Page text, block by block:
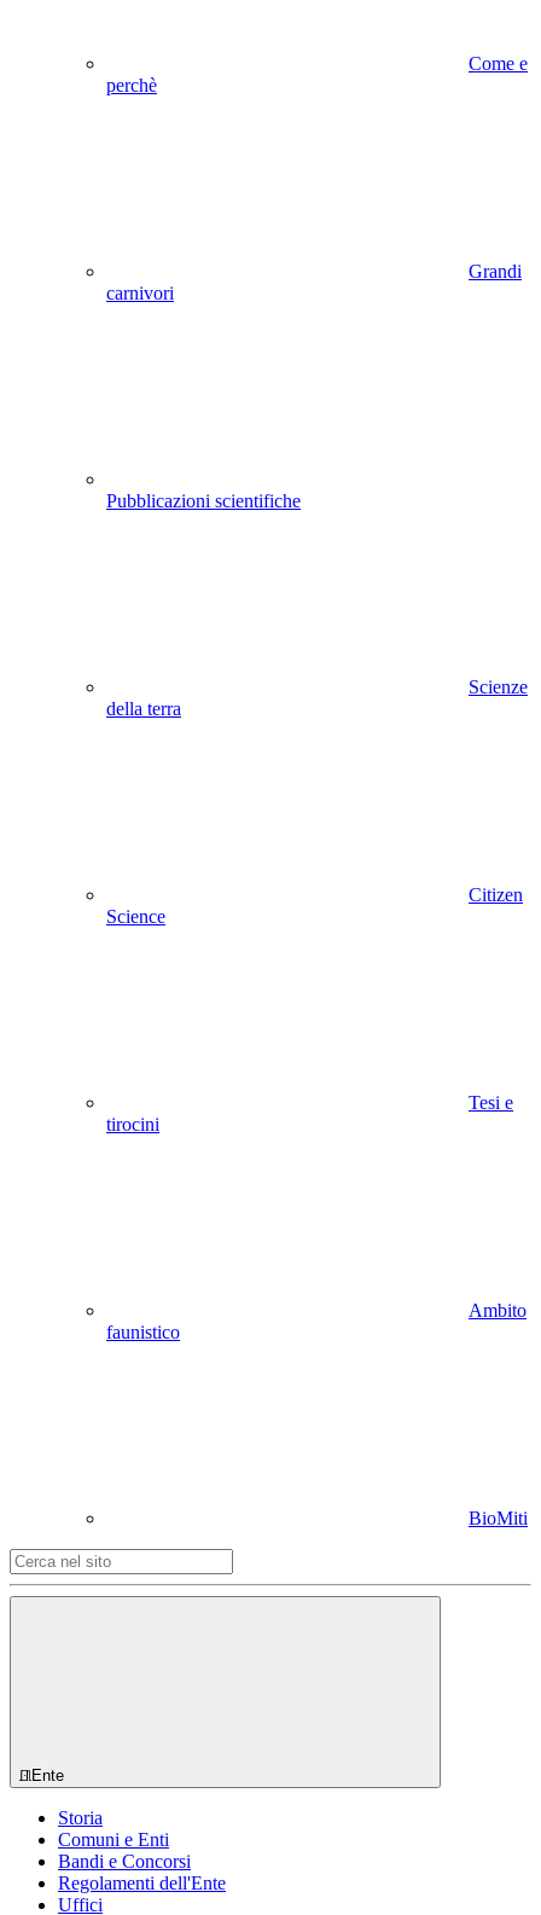
Come e
perchè
Grandi
carnivori
Pubblicazioni scientifiche
Scienze
della terra
Citizen
Science
Tesi e
tirocini
Ambito
faunistico
BioMiti
Ente
Storia
Comuni e Enti
Bandi e Concorsi
Regolamenti dell'Ente
Uffici